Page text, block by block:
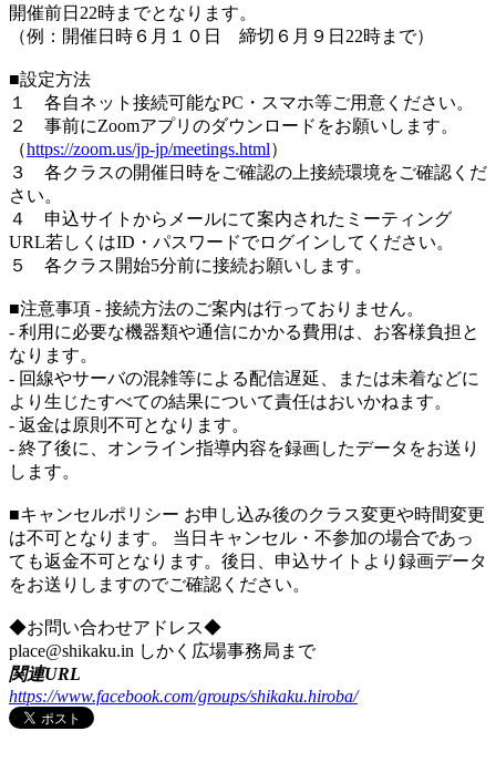
開催前日22時までとなります。
（例：開催日時６月１０日 締切６月９日22時まで）
■設定方法
１ 各自ネット接続可能なPC・スマホ等ご用意ください。
２ 事前にZoomアプリのダウンロードをお願いします。
（https://zoom.us/jp-jp/meetings.html）
３ 各クラスの開催日時をご確認の上接続環境をご確認くだ
さい。
４ 申込サイトからメールにて案内されたミーティング
URL若しくはID・パスワードでログインしてください。
５ 各クラス開始5分前に接続お願いします。
■注意事項 - 接続方法のご案内は行っておりません。
- 利用に必要な機器類や通信にかかる費用は、お客様負担と
なります。
- 回線やサーバの混雑等による配信遅延、または未着などに
より生じたすべての結果について責任はおいかねます。
- 返金は原則不可となります。
- 終了後に、オンライン指導内容を録画したデータをお送り
します。
■キャンセルポリシー お申し込み後のクラス変更や時間変更
は不可となります。 当日キャンセル・不参加の場合であっ
ても返金不可となります。後日、申込サイトより録画データ
をお送りしますのでご確認ください。
◆お問い合わせアドレス◆
place@shikaku.in しかく広場事務局まで
関連URL
https://www.facebook.com/groups/shikaku.hiroba/